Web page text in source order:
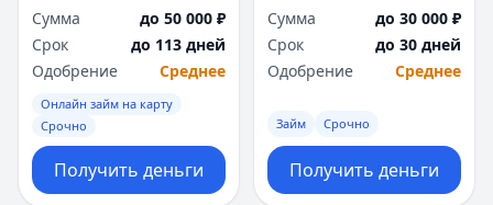
Сумма
до 50 000 ₽
Срок
до 113 дней
Одобрение
Среднее
Онлайн займ на карту
Срочно
Получить деньги
Сумма
до 30 000 ₽
Срок
до 30 дней
Одобрение
Среднее
Займ Срочно
Получить деньги